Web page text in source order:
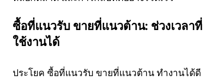
ซื้อที่แนวรับ ขายที่แนวต้าน: ช่วงเวลาที่
ใช้งานได้
ประโยค ซื้อที่แนวรับ ขายที่แนวต้าน ทำงานได้ดี